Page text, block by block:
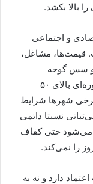
بالا بکشد.
و اجتماعی
قیمت‌ها، مشاغل،
و سس گوجه
فرنگی) اصولا قابل اتکا نیستند؛ تورم‌های دوره‌ای بالای ۵۰
۶۰ درصدی در برخی شهرها شرایط
نسبتا دائمی‌
می‌شود حتی کفاف
را نمی‌کند.
دارد و نه به